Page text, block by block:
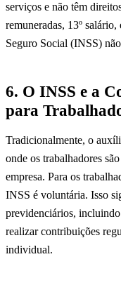
serviços e não têm
remuneradas, 13º
Seguro Social (INSS)
6. O INSS e a
para
Tradicionalmente, o
onde os trabalhadores
empresa. Para os
INSS é voluntária. Isso
previdenciários,
realizar contribuições
individual.